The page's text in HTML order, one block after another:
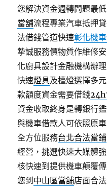
您解決資金週轉問題最
當舖流程專業汽車抵押
法借錢管道快速彰化機
摯誠服務價物質作維修
化廚具設計金融機構辦
快速燈具及檯燈選擇多
款額度資金需要借錢24h
資金收取終身是轉銀行
與機車借款人可依照原
全方位服務台北合法當鋪
經營，挑選快速大媒體
核快速到提供機車顛覆
您到 中山區當舖店面合